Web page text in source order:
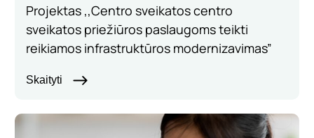
Projektas ,,Centro sveikatos centro
sveikatos priežiūros paslaugoms teikti
reikiamos infrastruktūros modernizavimas”
Skaityti